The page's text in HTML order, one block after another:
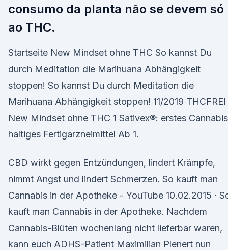
consumo da planta não se devem só
ao THC.
Startseite New Mindset ohne THC So kannst Du
durch Meditation die Marihuana Abhängigkeit
stoppen! So kannst Du durch Meditation die
Marihuana Abhängigkeit stoppen! 11/2019 THCFREI
New Mindset ohne THC 1 Sativex®: erstes
haltiges Fertigarzneimittel Ab 1.
CBD wirkt gegen Entzündungen, lindert Krämpfe,
nimmt Angst und lindert Schmerzen. So kauft man
Cannabis in der Apotheke - YouTube 10.02.2015 ·
kauft man Cannabis in der Apotheke. Nachdem
Cannabis-Blüten wochenlang nicht lieferbar waren,
kann euch ADHS-Patient Maximilian Plenert nun